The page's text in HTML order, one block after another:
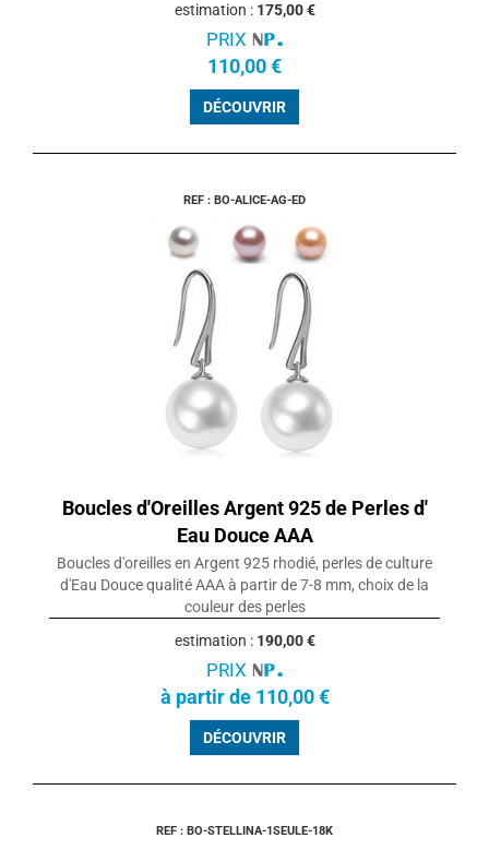
estimation : 175,00 €
PRIX
110,00 €
DÉCOUVRIR
REF : BO-ALICE-AG-ED
Boucles d'Oreilles Argent 925 de Perles d'
Eau Douce AAA
Boucles d'oreilles en Argent 925 rhodié, perles de culture
d'Eau Douce qualité AAA à partir de 7-8 mm, choix de la
couleur des perles
estimation : 190,00 €
PRIX
à partir de 110,00 €
DÉCOUVRIR
REF : BO-STELLINA-1SEULE-18K